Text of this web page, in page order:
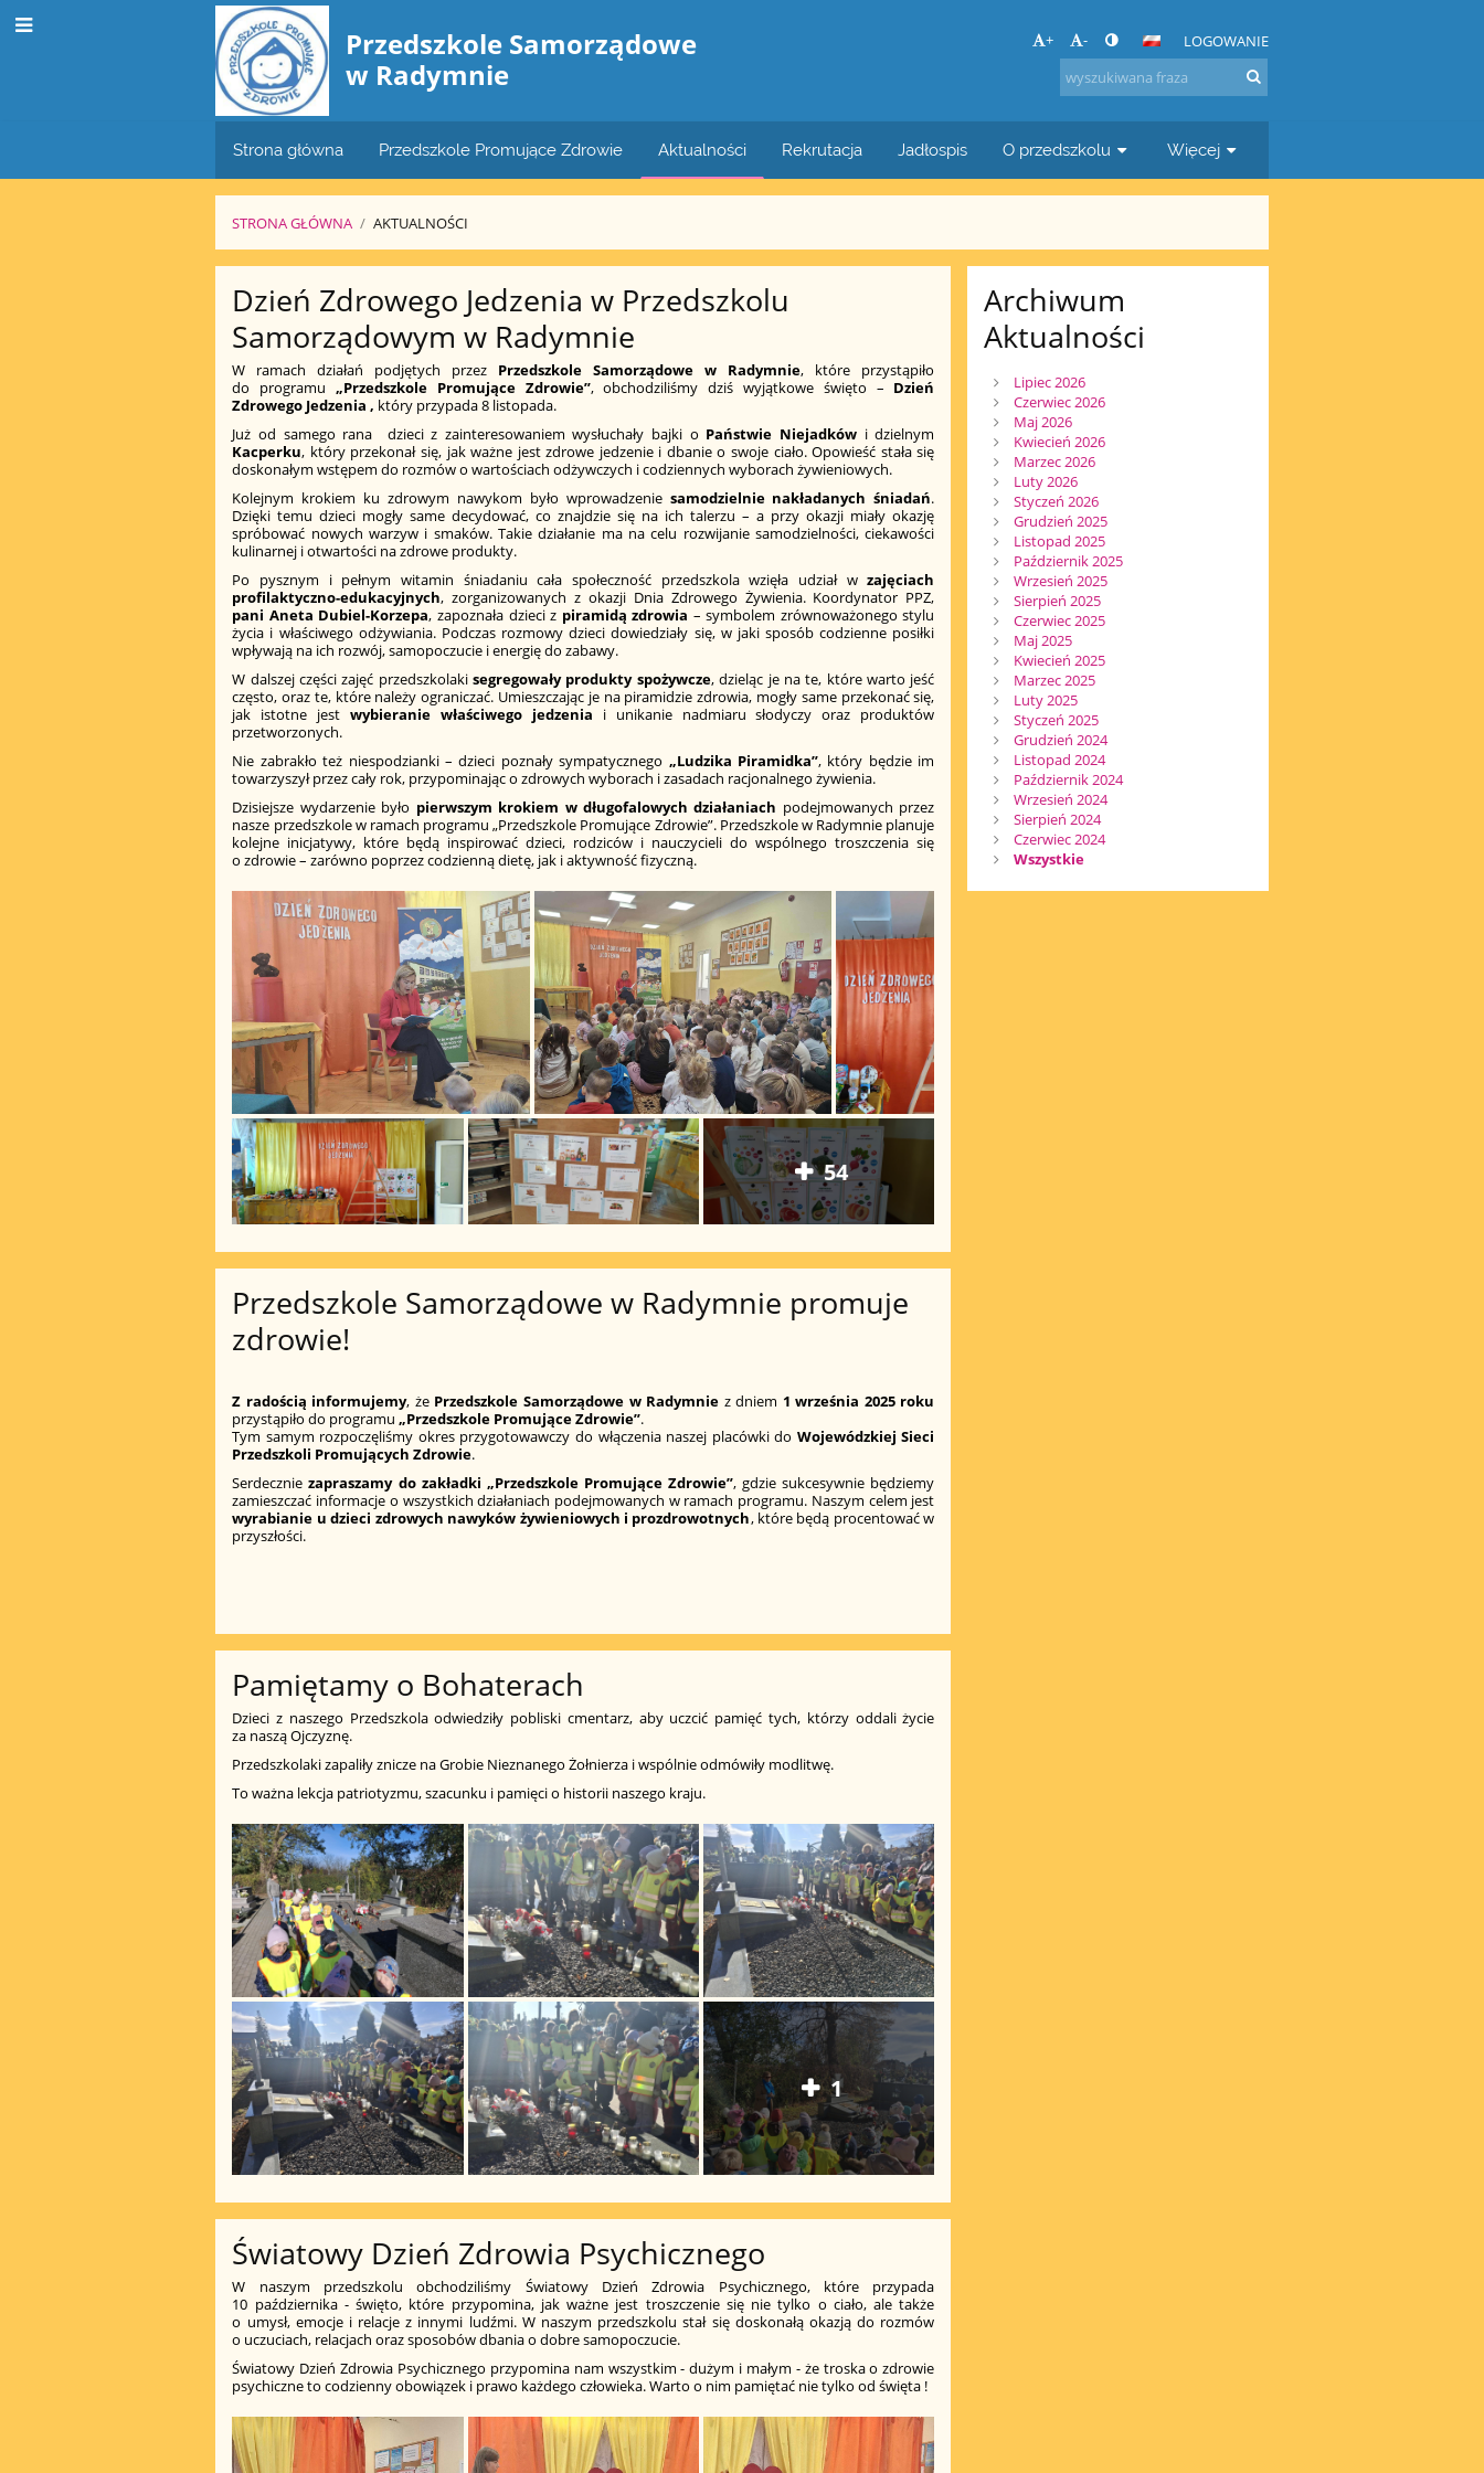
Przedszkole Samorządowe
w Radymnie
+ - LOGOWANIE
Strona główna Przedszkole Promujące Zdrowie Aktualności Rekrutacja Jadłospis O przedszkolu Więcej
STRONA GŁÓWNA / AKTUALNOŚCI
Aktualności
Dzień Zdrowego Jedzenia w Przedszkolu
Samorządowym w Radymnie
W ramach działań podjętych przez Przedszkole Samorządowe w Radymnie, które przystąpiło
do programu „Przedszkole Promujące Zdrowie”, obchodziliśmy dziś wyjątkowe święto – Dzień
Zdrowego Jedzenia , który przypada 8 listopada.
Już od samego rana dzieci z zainteresowaniem wysłuchały bajki o Państwie Niejadków i dzielnym
Kacperku, który przekonał się, jak ważne jest zdrowe jedzenie i dbanie o swoje ciało. Opowieść stała się
doskonałym wstępem do rozmów o wartościach odżywczych i codziennych wyborach żywieniowych.
Kolejnym krokiem ku zdrowym nawykom było wprowadzenie samodzielnie nakładanych śniadań.
Dzięki temu dzieci mogły same decydować, co znajdzie się na ich talerzu – a przy okazji miały okazję
spróbować nowych warzyw i smaków. Takie działanie ma na celu rozwijanie samodzielności, ciekawości
kulinarnej i otwartości na zdrowe produkty.
Po pysznym i pełnym witamin śniadaniu cała społeczność przedszkola wzięła udział wzajęciach
profilaktyczno-edukacyjnych, zorganizowanych z okazji Dnia Zdrowego Żywienia. Koordynator PPZ,
pani Aneta Dubiel-Korzepa, zapoznała dzieci z piramidą zdrowia – symbolem zrównoważonego stylu
życia i właściwego odżywiania. Podczas rozmowy dzieci dowiedziały się, w jaki sposób codzienne posiłki
wpływają na ich rozwój, samopoczucie i energię do zabawy.
W dalszej części zajęć przedszkolakisegregowały produkty spożywcze, dzieląc je na te, które warto jeść
często, oraz te, które należy ograniczać. Umieszczając je na piramidzie zdrowia, mogły same przekonać się,
jak istotne jestwybieranie właściwego jedzenia i unikanie nadmiaru słodyczy oraz produktów
przetworzonych.
Nie zabrakło też niespodzianki – dzieci poznały sympatycznego „Ludzika Piramidka”, który będzie im
towarzyszył przez cały rok, przypominając o zdrowych wyborach i zasadach racjonalnego żywienia.
Dzisiejsze wydarzenie było pierwszym krokiem w długofalowych działaniach podejmowanych przez
nasze przedszkole w ramach programu „Przedszkole Promujące Zdrowie”. Przedszkole w Radymnie planuje
kolejne inicjatywy, które będą inspirować dzieci, rodziców i nauczycieli do wspólnego troszczenia się
o zdrowie – zarówno poprzez codzienną dietę, jak i aktywność fizyczną.
54
Przedszkole Samorządowe w Radymnie promuje
zdrowie!
Z radością informujemy, że Przedszkole Samorządowe w Radymnie z dniem 1 września 2025 roku
przystąpiło do programu„Przedszkole Promujące Zdrowie”.
Tym samym rozpoczęliśmy okres przygotowawczy do włączenia naszej placówki do Wojewódzkiej Sieci
Przedszkoli Promujących Zdrowie.
Serdeczniezapraszamy do zakładki „Przedszkole Promujące Zdrowie”, gdzie sukcesywnie będziemy
zamieszczać informacje o wszystkich działaniach podejmowanych w ramach programu. Naszym celem jest
wyrabianie u dzieci zdrowych nawyków żywieniowych i prozdrowotnych, które będą procentować w
przyszłości.
Pamiętamy o Bohaterach
Dzieci z naszego Przedszkola odwiedziły pobliski cmentarz, aby uczcić pamięć tych, którzy oddali życie
za naszą Ojczyznę.
Przedszkolaki zapaliły znicze na Grobie Nieznanego Żołnierza i wspólnie odmówiły modlitwę.
To ważna lekcja patriotyzmu, szacunku i pamięci o historii naszego kraju.
1
Światowy Dzień Zdrowia Psychicznego
W naszym przedszkolu obchodziliśmy Światowy Dzień Zdrowia Psychicznego, które przypada
10 października - święto, które przypomina, jak ważne jest troszczenie się nie tylko o ciało, ale także
o umysł, emocje i relacje z innymi ludźmi. W naszym przedszkolu stał się doskonałą okazją do rozmów
o uczuciach, relacjach oraz sposobów dbania o dobre samopoczucie.
Światowy Dzień Zdrowia Psychicznego przypomina nam wszystkim - dużym i małym - że troska o zdrowie
psychiczne to codzienny obowiązek i prawo każdego człowieka. Warto o nim pamiętać nie tylko od święta !
Archiwum
Aktualności
Lipiec 2026
Czerwiec 2026
Maj 2026
Kwiecień 2026
Marzec 2026
Luty 2026
Styczeń 2026
Grudzień 2025
Listopad 2025
Październik 2025
Wrzesień 2025
Sierpień 2025
Czerwiec 2025
Maj 2025
Kwiecień 2025
Marzec 2025
Luty 2025
Styczeń 2025
Grudzień 2024
Listopad 2024
Październik 2024
Wrzesień 2024
Sierpień 2024
Czerwiec 2024
Wszystkie